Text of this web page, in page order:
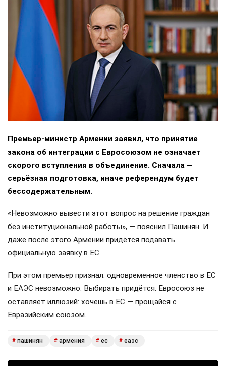
Премьер-министр Армении заявил, что принятие
закона об интеграции с Евросоюзом не означает
скорого вступления в объединение. Сначала —
серьёзная подготовка, иначе референдум будет
бессодержательным.
«Невозможно вывести этот вопрос на решение граждан
без институциональной работы», — пояснил Пашинян. И
даже после этого Армении придётся подавать
официальную заявку в ЕС.
При этом премьер признал: одновременное членство в ЕС
и ЕАЭС невозможно. Выбирать придётся. Евросоюз не
оставляет иллюзий: хочешь в ЕС — прощайся с
Евразийским союзом.
# пашинян # армения # ес # еаэс